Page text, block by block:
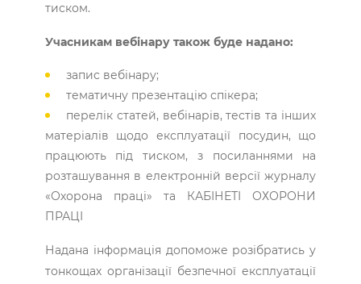
тиском.
Учасникам вебінару також буде надано:
запис вебінару;
тематичну презентацію спікера;
перелік статей, вебінарів, тестів та інших
матеріалів щодо експлуатації посудин, що
працюють під тиском, з посиланнями на
розташування в електронній версії журналу
«Охорона праці» та КАБІНЕТІ ОХОРОНИ
ПРАЦІ
Надана інформація допоможе розібратись у
тонкощах організації безпечної експлуатації